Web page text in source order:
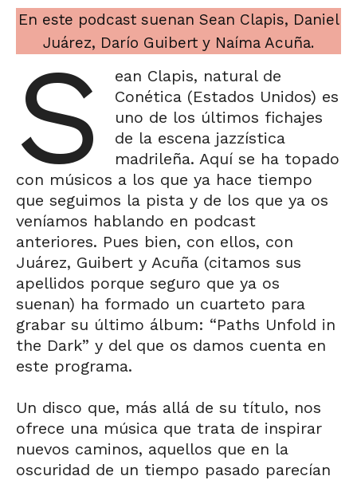
En este podcast suenan Sean Clapis, Daniel
Juárez, Darío Guibert y Naíma Acuña.
S
ean Clapis, natural de
Conética (Estados Unidos) es
uno de los últimos fichajes
de la escena jazzística
madrileña. Aquí se ha topado
con músicos a los que ya hace tiempo
que seguimos la pista y de los que ya os
veníamos hablando en podcast
anteriores. Pues bien, con ellos, con
Juárez, Guibert y Acuña (citamos sus
apellidos porque seguro que ya os
suenan) ha formado un cuarteto para
grabar su último álbum: “Paths Unfold in
the Dark” y del que os damos cuenta en
este programa.
Un disco que, más allá de su título, nos
ofrece una música que trata de inspirar
nuevos caminos, aquellos que en la
oscuridad de un tiempo pasado parecían